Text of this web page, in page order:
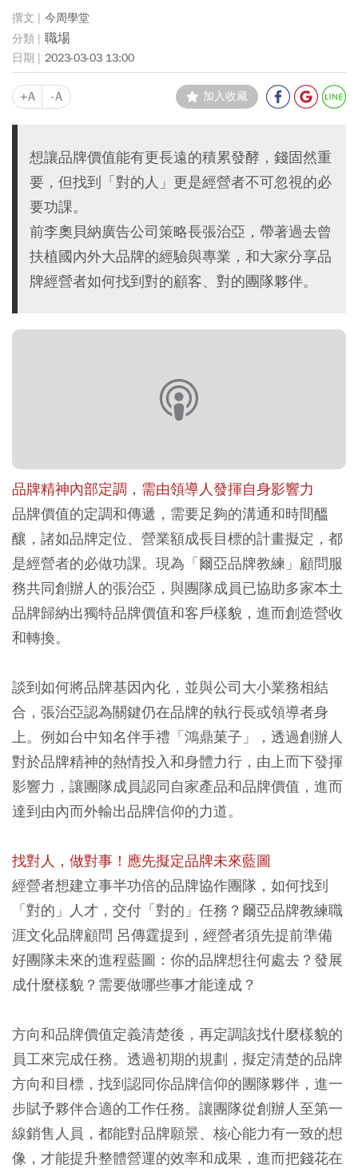
今周學堂
職場
2023-03-03 13:00
+A -A 加入收藏
想讓品牌價值能有更長遠的積累發酵，錢固然重
要，但找到「對的人」更是經營者不可忽視的必
要功課。
前李奧貝納廣告公司策略長張治亞，帶著過去曾
扶植國內外大品牌的經驗與專業，和大家分享品
牌經營者如何找到對的顧客、對的團隊夥伴。
品牌精神內部定調，需由領導人發揮自身影響力
品牌價值的定調和傳遞，需要足夠的溝通和時間醞
釀，諸如品牌定位、營業額成長目標的計畫擬定，都
是經營者的必做功課。現為「爾亞品牌教練」顧問服
務共同創辦人的張治亞，與團隊成員已協助多家本土
品牌歸納出獨特品牌價值和客戶樣貌，進而創造營收
和轉換。
談到如何將品牌基因內化，並與公司大小業務相結
合，張治亞認為關鍵仍在品牌的執行長或領導者身
上。例如台中知名伴手禮「鴻鼎菓子」，透過創辦人
對於品牌精神的熱情投入和身體力行，由上而下發揮
影響力，讓團隊成員認同自家產品和品牌價值，進而
達到由內而外輸出品牌信仰的力道。
找對人，做對事！應先擬定品牌未來藍圖
經營者想建立事半功倍的品牌協作團隊，如何找到
「對的」人才，交付「對的」任務？爾亞品牌教練職
涯文化品牌顧問 呂傳霆提到，經營者須先提前準備
好團隊未來的進程藍圖：你的品牌想往何處去？發展
成什麼樣貌？需要做哪些事才能達成？
方向和品牌價值定義清楚後，再定調該找什麼樣貌的
員工來完成任務。 透過初期的規劃，擬定清楚的品牌
方向和目標，找到認同你品牌信仰的團隊夥伴，進一
步賦予夥伴合適的工作任務。 讓團隊從創辦人至第一
線銷售人員，都能對品牌願景、核心能力有一致的想
像，才能提升整體營運的效率和成果，進而把錢花在